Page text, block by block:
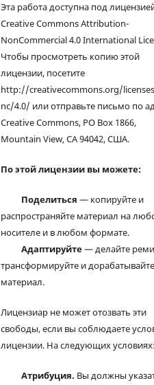
Эта работа доступна под
Creative Commons Attribution-
NonCommercial 4.0 International
Чтобы просмотреть копию этой
лицензии, посетите
http://creativecommons.org/
nc/4.0/ или отправьте письмо по
Creative Commons, PO Box 1866,
Mountain View, CA 94042, США.
По этой лицензии вы можете:
Поделиться — копируйте и
распространяйте материал на
носителе и в любом формате.
Адаптируйте— делайте
трансформируйте и дорабатывайте
материал.
Лицензиар не может отозвать эти
свободы, если вы соблюдаете
лицензии. На следующих условиях:
Атрибуция. Вы должны